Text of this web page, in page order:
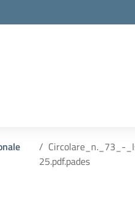
Circolare_n._73_-
25.pdf.pades